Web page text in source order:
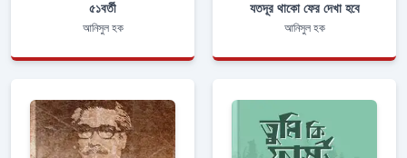
৫১বর্তী
আনিসুল হক
যতদূর থাকো ফের দেখা হবে
আনিসুল হক